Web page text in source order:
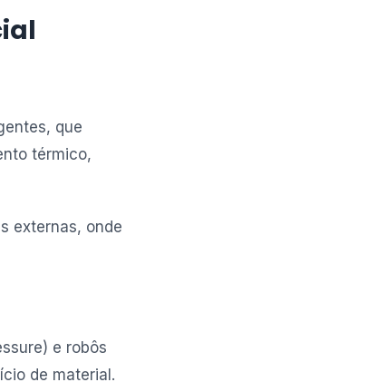
que
térmico,
externas, onde
e robôs
de material.